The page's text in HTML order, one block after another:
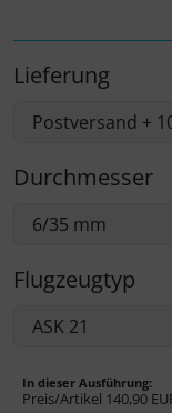
Lieferung
Durchmesser
Flugzeugtyp
In dieser Ausführung:
Preis/Artikel 140,90
Schlüsselanhänger
Schmuck
Taschen
Thermikhüte
3D Reliefkarten